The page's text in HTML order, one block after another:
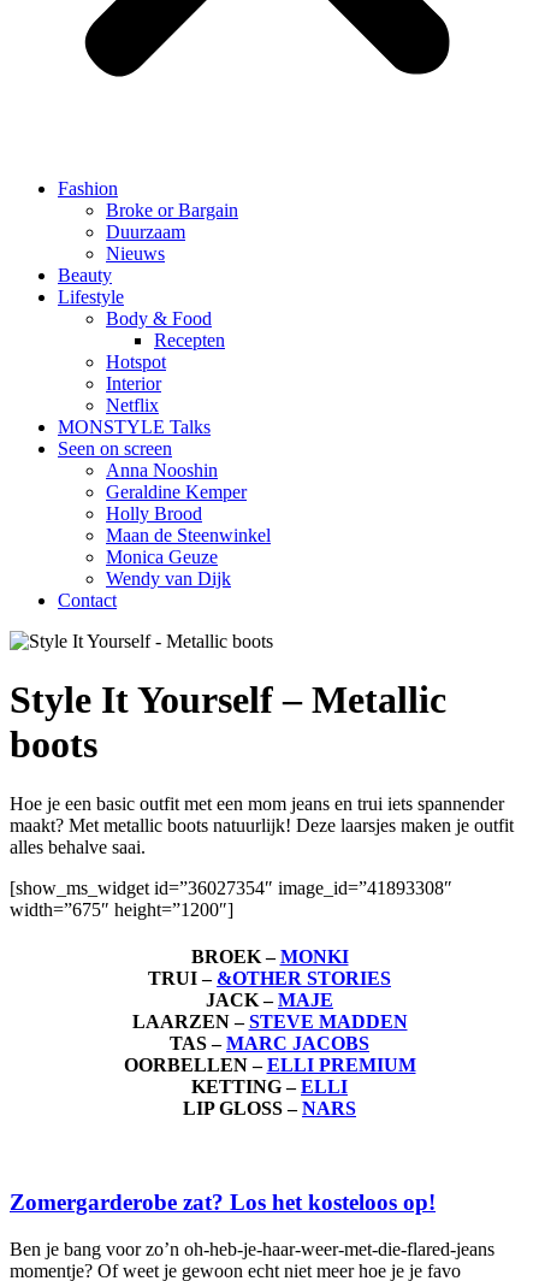
Fashion
Broke or Bargain
Duurzaam
Nieuws
Beauty
Lifestyle
Body & Food
Recepten
Hotspot
Interior
Netflix
MONSTYLE Talks
Seen on screen
Anna Nooshin
Geraldine Kemper
Holly Brood
Maan de Steenwinkel
Monica Geuze
Wendy van Dijk
Contact
Style It Yourself – Metallic
boots
Hoe je een basic outfit met een mom jeans en trui iets spannender
maakt? Met metallic boots natuurlijk! Deze laarsjes maken je outfit
alles behalve saai.
[show_ms_widget id=”36027354″ image_id=”41893308″
width=”675″ height=”1200″]
BROEK –MONKI
TRUI – &OTHER STORIES
JACK –MAJE
LAARZEN –STEVE MADDEN
TAS –MARC JACOBS
OORBELLEN –ELLI PREMIUM
KETTING –ELLI
LIP GLOSS –NARS
Zomergarderobe zat? Los het kosteloos op!
Ben je bang voor zo’n oh-heb-je-haar-weer-met-die-flared-jeans
momentje? Of weet je gewoon echt niet meer hoe je je favo